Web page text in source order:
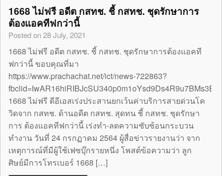
1668 ไม่ฟรี อดีต กสทช. ชี้ กสทช. ชุดรักษาการ
ต้องแอคทีฟกว่านี้
Posted on 28 July, 2021
1668 ไม่ฟรี อดีต กสทช. ชี้ กสทช. ชุดรักษาการต้องแอคที
ฟกว่านี้ ขอบคุณที่มา
https://www.prachachat.net/ict/news-722863?
1668 ไม่ฟรี ดีอีเอสเร่งประสานยกเว้นค่าบริการสายด่วนโค
วิดจาก กสทช. ด้านอดีต กสทช. สุดทน ชี้ กสทช. ชุดรักษา
การ ต้องแอคทีฟกว่านี้ เร่งทำ-ลดความซับซ้อนกระบวน
ทำงาน วันที่ 24 กรกฏาคม 2564 ผู้สื่อข่าวรายงานว่า จาก
เหตุการณ์ที่มีผู้ใช้เฟซบุ๊กรายหนึ่ง โพสต์ข้อความว่า ลูก
ศิษย์มีการโทรเบอร์ 1668 […]